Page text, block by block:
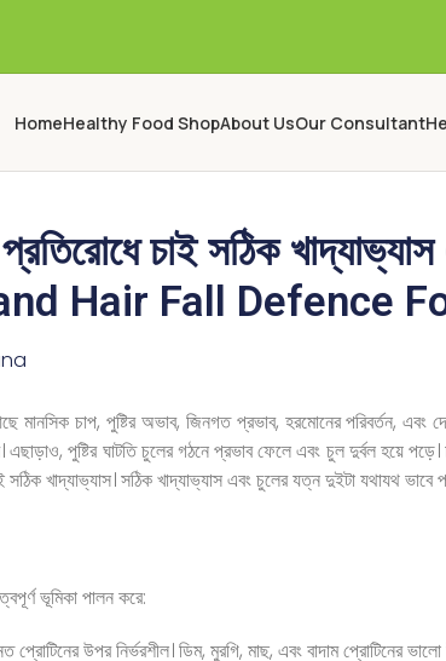
HomeHealthy Food ShopAbout UsOur Consultant
চাই সঠিক
Hair Fall Defence
চাপ, পুষ্টির অভাব, জিনগত প্রভাব, হরমোনের পরিবর্তন, এবং
এছাড়াও, পুষ্টির ঘাটতি চুলের গঠনে প্রভাব ফেলে এবং চুল দুর্বল হয়ে
খাদ্যাভ্যাস। সঠিক খাদ্যাভ্যাস এবং চুলের যত্ন দুইটা যথাযথ
ভূমিকা পালন করে:
উপর নির্ভরশীল। ডিম, মুরগি, মাছ, এবং বাদাম প্রোটিনের